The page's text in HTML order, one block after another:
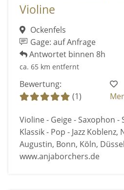
Violine
Ockenfels
Gage: auf Anfrage
Antwortet binnen 8h
ca. 65 km entfernt
Bewertung:
(1)
Violine - Geige - Saxophon -
Klassik - Pop - Jazz Koblenz,
Augustin, Bonn, Köln,
www.anjaborchers.de